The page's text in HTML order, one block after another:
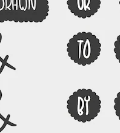
de IA
de vídeos
para voz
Termos e
Política